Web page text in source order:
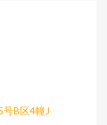
B区4幢J